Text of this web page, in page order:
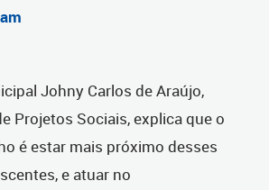
Johny Carlos de Araújo,
Projetos Sociais, explica que o
é estar mais próximo desses
e atuar no